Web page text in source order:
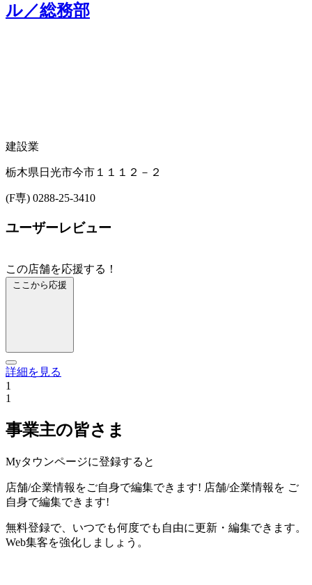
ル／総務部
建設業
栃木県日光市今市１１１２－２
(F専) 0288-25-3410
ユーザーレビュー
この店舗を応援する！
ここから応援
詳細を見る
1
1
事業主の皆さま
Myタウンページに登録すると
店舗/企業情報をご自身で編集できます! 店舗/企業情報を ご
自身で編集できます!
無料登録で、いつでも何度でも自由に更新・編集できます。
Web集客を強化しましょう。